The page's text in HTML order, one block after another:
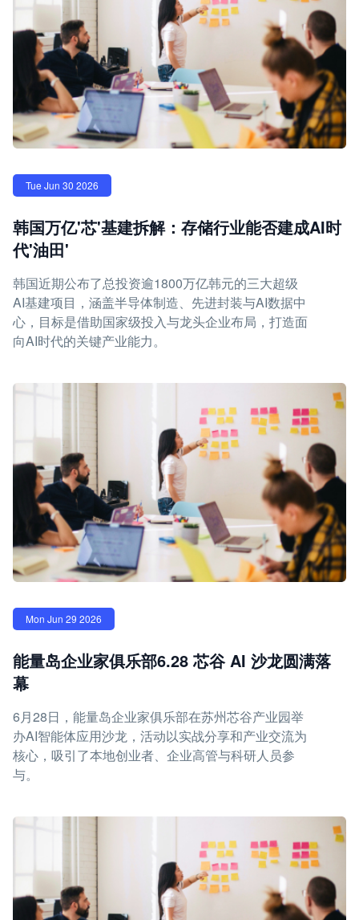
Tue Jun 30 2026
韩国万亿'芯'基建拆解：存储行业能否建成AI时
代'油田'
韩国近期公布了总投资逾1800万亿韩元的三大超级
AI基建项目，涵盖半导体制造、先进封装与AI数据中
心，目标是借助国家级投入与龙头企业布局，打造面
向AI时代的关键产业能力。
Mon Jun 29 2026
能量岛企业家俱乐部6.28 芯谷 AI 沙龙圆满落
幕
6月28日，能量岛企业家俱乐部在苏州芯谷产业园举
办AI智能体应用沙龙，活动以实战分享和产业交流为
核心，吸引了本地创业者、企业高管与科研人员参
与。